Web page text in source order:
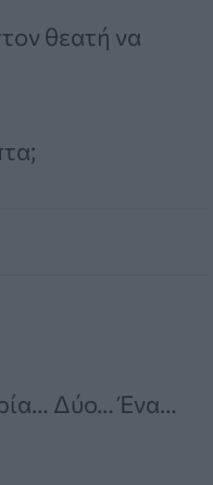
θεατή να
Δύο… Ένα…